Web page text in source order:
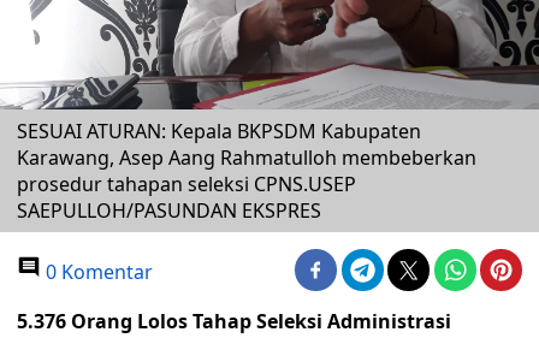
SESUAI ATURAN: Kepala BKPSDM Kabupaten
Karawang, Asep Aang Rahmatulloh membeberkan
prosedur tahapan seleksi CPNS.USEP
SAEPULLOH/PASUNDAN EKSPRES
0 Komentar
5.376 Orang Lolos Tahap Seleksi Administrasi